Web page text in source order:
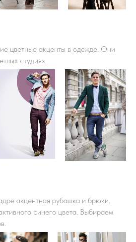
цветные акценты в одежде. Они
студиях.
акцентная рубашка и брюки.
синего цвета. Выбираем